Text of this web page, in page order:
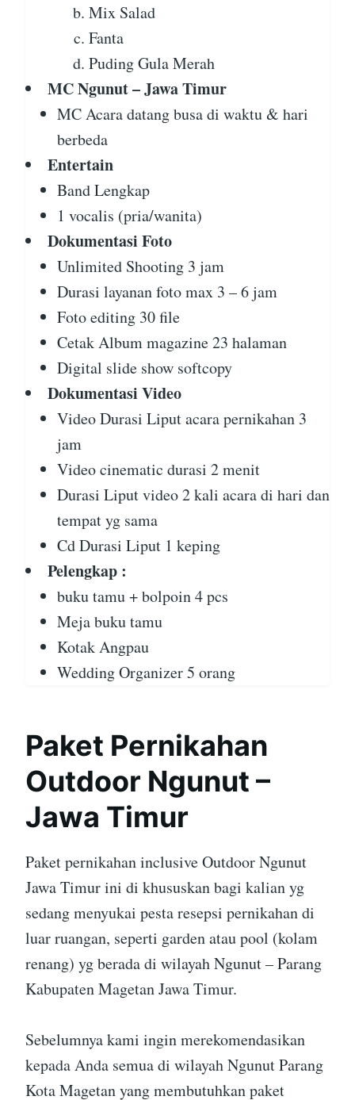
Mix Salad
Fanta
Puding Gula Merah
MC Ngunut – Jawa Timur
MC Acara datang busa di waktu & hari
berbeda
Entertain
Band Lengkap
1 vocalis (pria/wanita)
Dokumentasi Foto
Unlimited Shooting 3 jam
Durasi layanan foto max 3 – 6 jam
Foto editing 30 file
Cetak Album magazine 23 halaman
Digital slide show softcopy
Dokumentasi Video
Video Durasi Liput acara pernikahan 3
jam
Video cinematic durasi 2 menit
Durasi Liput video 2 kali acara di hari dan
tempat yg sama
Cd Durasi Liput 1 keping
Pelengkap :
buku tamu + bolpoin 4 pcs
Meja buku tamu
Kotak Angpau
Wedding Organizer 5 orang
Paket Pernikahan
Outdoor Ngunut –
Jawa Timur
Paket pernikahan inclusive Outdoor Ngunut
Jawa Timur ini di khususkan bagi kalian yg
sedang menyukai pesta resepsi pernikahan di
luar ruangan, seperti garden atau pool (kolam
renang) yg berada di wilayah Ngunut – Parang
Kabupaten Magetan Jawa Timur.
Sebelumnya kami ingin merekomendasikan
kepada Anda semua di wilayah Ngunut Parang
Kota Magetan yang membutuhkan paket